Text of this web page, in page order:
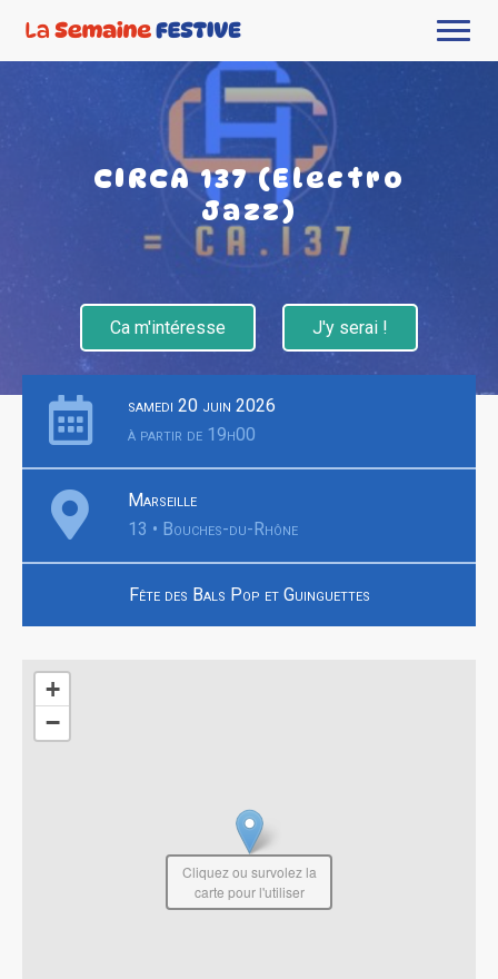
CIRCA 137 (Electro
Jazz)
Ca m'intéresse J'y serai !
samedi 20 juin 2026
à partir de 19h00
Marseille
13 • Bouches-du-Rhône
Fête des Bals Pop et Guinguettes
+
−
Cliquez ou survolez la
carte pour l'utiliser